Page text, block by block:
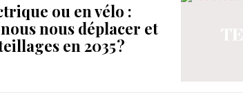
ou en vélo :
nous déplacer et
en 2035 ?